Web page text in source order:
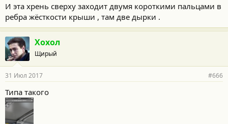
с
т
и
:
И эта хрень сверху заходит двумя короткими пальцами в
ребра жёсткости крыши , там две дырки .
Хохол
Щирый
31 Июл 2017 #666
Типа такого